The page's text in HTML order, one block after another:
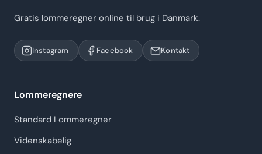
Gratis lommeregner online til brug i Danmark.
Instagram Facebook Kontakt
Lommeregnere
Standard Lommeregner
Videnskabelig